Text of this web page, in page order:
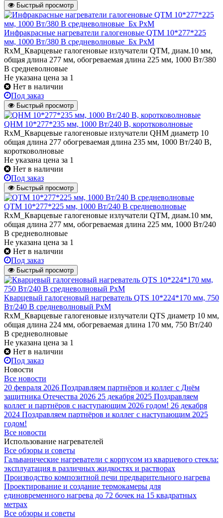
Быстрый просмотр
Инфракрасные нагреватели галогеновые QTM 10*277*225
мм, 1000 Вт/380 В средневолновые_Бх РхМ
RxM_Кварцевые галогеновые излучатели QТМ, диам.10 мм,
общая длина 277 мм, обогреваемая длина 225 мм, 1000 Вт/380
В средневолновые
Не указана цена за 1
Нет в наличии
Под заказ
Быстрый просмотр
QHM 10*277*235 мм, 1000 Вт/240 В, коротковолновые
RxM_Кварцевые галогеновые излучатели QHM диаметр 10
общая длина 277 обогреваемая длина 235 мм, 1000 Вт/240 В,
коротковолновые
Не указана цена за 1
Нет в наличии
Под заказ
Быстрый просмотр
QTM 10*277*225 мм, 1000 Вт/240 В средневолновые
RxM_Кварцевые галогеновые излучатели QТМ, диам.10 мм,
общая длина 277 мм, обогреваемая длина 225 мм, 1000 Вт/240
В средневолновые
Не указана цена за 1
Нет в наличии
Под заказ
Быстрый просмотр
Кварцевый галогеновый нагреватель QТS 10*224*170 мм, 750
Вт/240 В средневолновый РхМ
RxM_Кварцевые галогеновые излучатели QТS диаметр 10 мм,
общая длина 224 мм, обогреваемая длина 170 мм, 750 Вт/240
В средневолновые
Не указана цена за 1
Нет в наличии
Под заказ
Новости
Все новости
20 февраля 2026 Поздравляем партнёров и коллег с Днём
защитника Отечества 2026 25 декабря 2025 Поздравляем
коллег и партнёров с наступающим 2026 годом! 26 декабря
2024 Поздравляем партнёров и коллег с наступающим 2025
годом!
Все новости
Использование нагревателей
Все обзоры и советы
Гальванические нагреватели с корпусом из кварцевого стекла:
эксплуатация в различных жидкостях и растворах
Производство композитной печи предварительного нагрева
Проектирование и создание термокамеры для
единовременного нагрева до 72 бочек на 15 квадратных
метрах
Все обзоры и советы